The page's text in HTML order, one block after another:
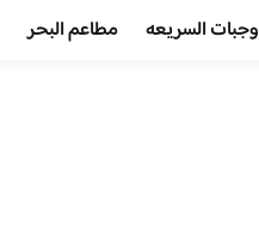
وجبات السريعه مطاعم البحر